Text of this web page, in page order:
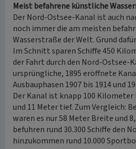
Meist befahrene künstliche
Der Nord-Ostsee-Kanal ist auch
noch immer die am meisten
Wasserstraße der Welt. Grund
Im Schnitt sparen Schiffe 450
der Fahrt durch den Nord-Ostsee-
ursprüngliche, 1895 eröffnete
Ausbauphasen 1907 bis 1914 und
Der Kanal ist knapp 100
und 11 Meter tief. Zum Vergleich:
waren es nur 58 Meter Breite und
befuhren rund 30.300 Schiffe den
hinzukommen rund 10.000